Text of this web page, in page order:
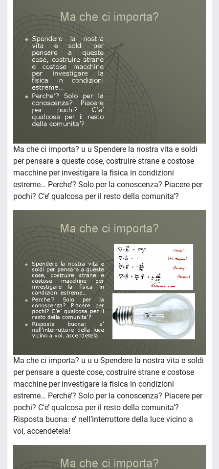
Ma che ci importa? u u Spendere la nostra vita e soldi
per pensare a queste cose, costruire strane e costose
macchine per investigare la fisica in condizioni
estreme… Perche’? Solo per la conoscenza? Piacere per
pochi? C’e’ qualcosa per il resto della comunita’?
Ma che ci importa? u u u Spendere la nostra vita e soldi
per pensare a queste cose, costruire strane e costose
macchine per investigare la fisica in condizioni
estreme… Perche’? Solo per la conoscenza? Piacere per
pochi? C’e’ qualcosa per il resto della comunita’?
Risposta buona: e’ nell’interruttore della luce vicino a
voi, accendetela!